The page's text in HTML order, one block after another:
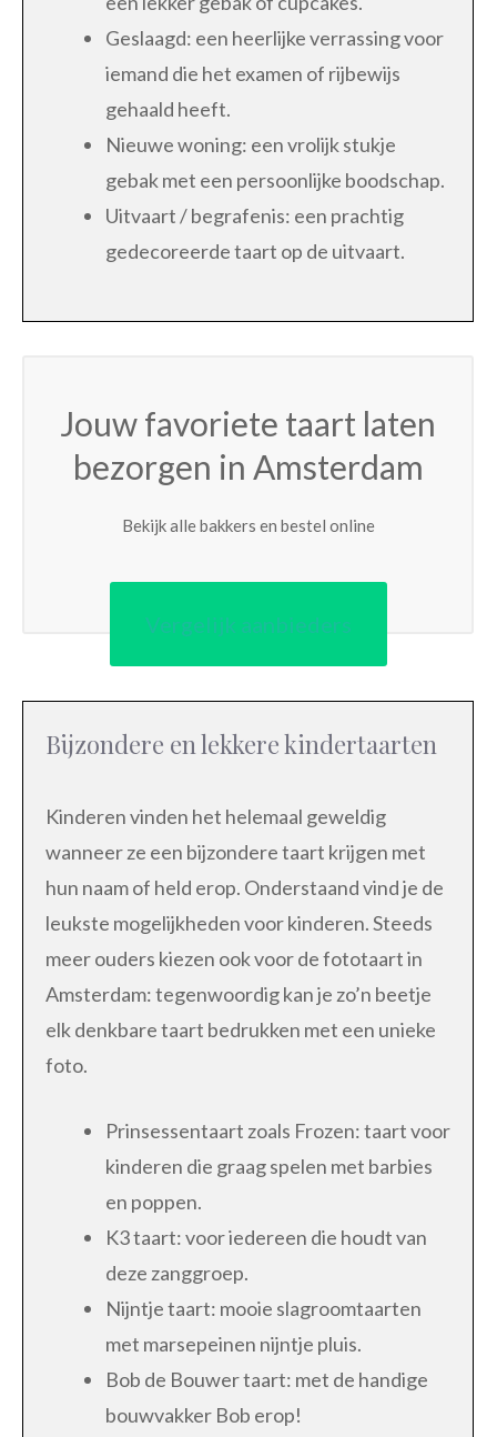
Geslaagd: een heerlijke verrassing voor
iemand die het examen of rijbewijs
gehaald heeft.
Nieuwe woning: een vrolijk stukje
gebak met een persoonlijke boodschap.
Uitvaart / begrafenis: een prachtig
gedecoreerde taart op de uitvaart.
Jouw favoriete taart laten
bezorgen in Amsterdam
Bekijk alle bakkers en bestel online
Vergelijk aanbieders
Bijzondere en lekkere kindertaarten
Kinderen vinden het helemaal geweldig
wanneer ze een bijzondere taart krijgen met
hun naam of held erop. Onderstaand vind je de
leukste mogelijkheden voor kinderen. Steeds
meer ouders kiezen ook voor de fototaart in
Amsterdam: tegenwoordig kan je zo’n beetje
elk denkbare taart bedrukken met een unieke
foto.
Prinsessentaart zoals Frozen: taart voor
kinderen die graag spelen met barbies
en poppen.
K3 taart: voor iedereen die houdt van
deze zanggroep.
Nijntje taart: mooie slagroomtaarten
met marsepeinen nijntje pluis.
Bob de Bouwer taart: met de handige
bouwvakker Bob erop!